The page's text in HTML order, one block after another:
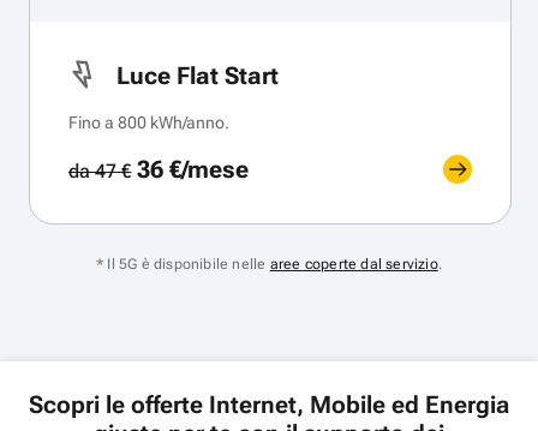
Luce Flat Start
Fino a 800 kWh/anno.
da 47 €36 €/mese
* Il 5G è disponibile nelle aree coperte dal servizio.
Scopri le offerte Internet, Mobile ed Energia